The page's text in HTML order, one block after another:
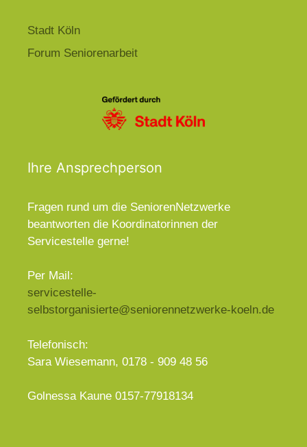
Stadt Köln
Forum Seniorenarbeit
Ihre Ansprechperson
Fragen rund um die SeniorenNetzwerke
beantworten die Koordinatorinnen der
Servicestelle gerne!
Per Mail:
servicestelle-
selbstorganisierte@seniorennetzwerke-koeln.de
Telefonisch:
Sara Wiesemann, 0178 - 909 48 56
Golnessa Kaune 0157-77918134